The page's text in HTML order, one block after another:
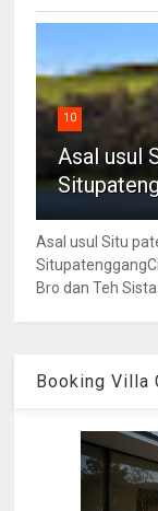
10
Asal usul
Asal usul Situ
Bro dan Teh Sista
Booking Villa